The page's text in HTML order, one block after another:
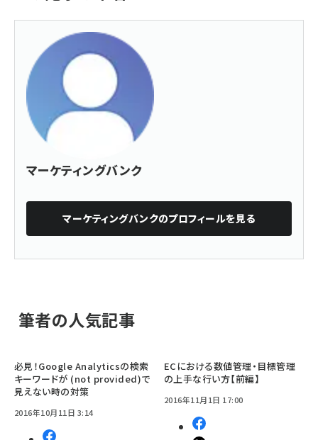
マーケティングバンク
マーケティングバンクのプロフィールを見る
筆者の人気記事
必見！Google Analyticsの検索
キーワードが (not provided)で
見えない時の対策
2016年10月11日 3:14
ECにおける数値管理・目標管理
の上手な行い方【前編】
2016年11月1日 17:00